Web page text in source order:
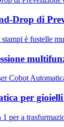
Drop di
per